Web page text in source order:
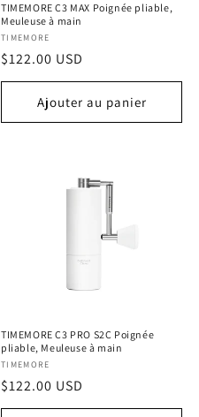
TIMEMORE C3 MAX Poignée pliable,
Meuleuse à main
Fournisseur :
TIMEMORE
Prix
habituel
$122.00 USD
Ajouter au panier
TIMEMORE C3 PRO S2C Poignée
pliable, Meuleuse à main
Fournisseur :
TIMEMORE
Prix
habituel
$122.00 USD